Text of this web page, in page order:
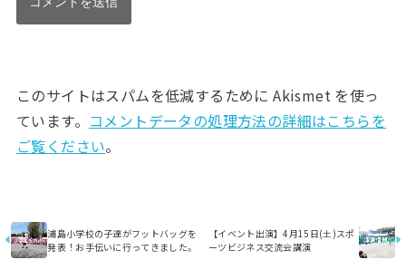
このサイトはスパムを低減するために Akismet を使っ
ています。 コメントデータの処理方法の詳細はこちらを
ご覧ください。
浦島小学校の子達がフットバッグを
発表！お手伝いに行ってきました。
【イベント出演】4月15日(土)スポ
ーツビジネス交流会講演